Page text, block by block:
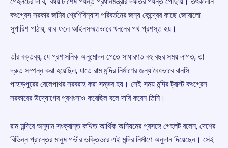
কংগ্রেস সরকার জমির শ্রেণিবিন্যাস পরিবর্তনের জন্য কেন্দ্রের কাছে জোরালো
সুপারিশ পাঠায়, যার ফলে আইনসম্মতভাবে খননের পথ প্রশস্ত হয়।
তাঁর বক্তব্য, যে প্রশাসনিক অনুমোদন পেতে সাধারণত বহু বছর সময় লাগত, তা
দ্রুত সম্পন্ন করা হয়েছিল, যাতে রাম মন্দির নির্মাণের জন্য বৈধভাবে বানসি
পাহাড়পুরের বেলেপাথর সরবরাহ করা সম্ভব হয়। সেই সময় মন্দির ট্রাস্ট কংগ্রেস
সরকারের উদ্যোগের প্রশংসাও করেছিল বলে দাবি করেন তিনি।
রাম মন্দিরে অনুদান সংক্রান্ত কথিত আর্থিক অনিয়মের প্রসঙ্গে গেহলট বলেন, দেশের
বিভিন্ন প্রান্তের মানুষ গভীর ভক্তিভরে এই মন্দির নির্মাণে অনুদান দিয়েছেন। সেই